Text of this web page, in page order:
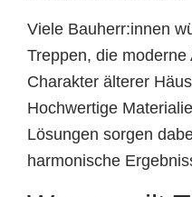
Viele Bauherr:innen
Treppen, die
Charakter älterer
Hochwertige
Lösungen sorgen
harmonische